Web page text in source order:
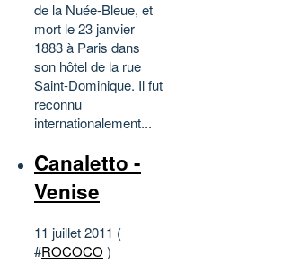
de la Nuée-Bleue, et
mort le 23 janvier
1883 à Paris dans
son hôtel de la rue
Saint-Dominique. Il fut
reconnu
internationalement...
Canaletto -
Venise
11 juillet 2011 (
#ROCOCO )